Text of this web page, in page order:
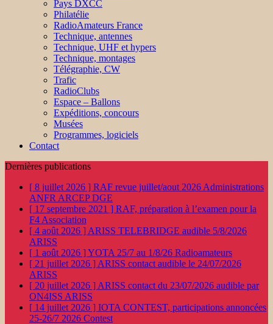
Pays DXCC
Philatélie
RadioAmateurs France
Technique, antennes
Technique, UHF et hypers
Technique, montages
Télégraphie, CW
Trafic
RadioClubs
Espace – Ballons
Expéditions, concours
Musées
Programmes, logiciels
Contact
Dernières publications
[ 8 juillet 2026 ] RAF revue juillet/aout 2026 Administrations
ANFR ARCEP DGE
[ 17 septembre 2021 ] RAF, préparation à l’examen pour la
F4 Association
[ 4 août 2026 ] ARISS TELEBRIDGE audible 5/8/2026
ARISS
[ 1 août 2026 ]YOTA 25/7 au 1/8/26 Radioamateurs
[ 21 juillet 2026 ] ARISS contact audible le 24/07/2026
ARISS
[ 20 juillet 2026 ] ARISS contact du 23/07/2026 audible par
ON4ISS ARISS
[ 14 juillet 2026 ] IOTA CONTEST, participations annoncées
25-26/7 2026 Contest